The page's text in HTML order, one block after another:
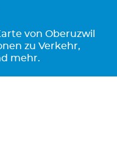
von Oberuzwil
zu Verkehr,
mehr.